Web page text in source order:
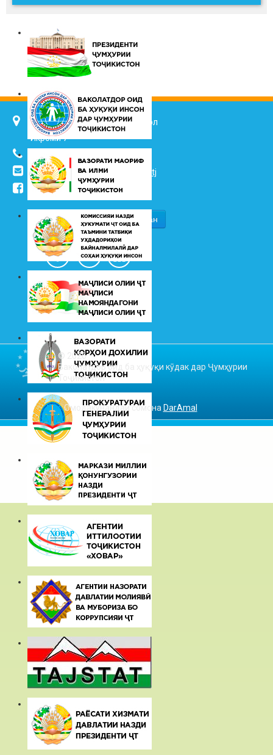
734025, ш. Душанбе, кӯч. Ҷалол
Икромӣ 7
(+992 37) 2217352
info@vhk.tj
info@ombudsman.tj
/kudakon
© 2026
Ваколатдор оид ба ҳуқуқи кӯдак дар Ҷумҳурии
Тоҷикистон
Омодакунандаи сомона DarAmal